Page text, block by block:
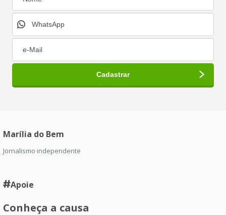
Marília do Bem
Jornalismo independente
Apoie
Conheça a causa